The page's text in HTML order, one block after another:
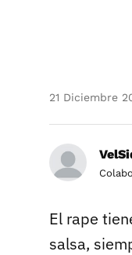
21 Diciembre
El rape
salsa,